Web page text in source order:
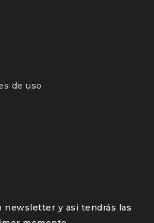
de uso
newsletter y asi tendrás las